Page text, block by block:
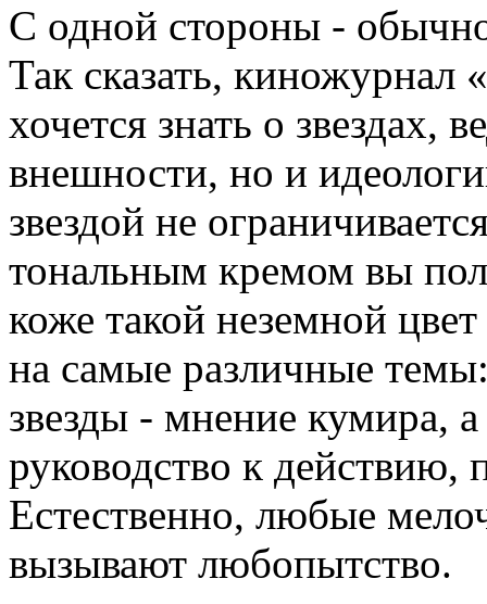
С одной стороны -
Так сказать, киножурнал
хочется знать о звездах,
внешности, но и
звездой не
тональным кремом вы
коже такой неземной
на самые различные
звезды - мнение кумира,
руководство к
Естественно, любые
вызывают любопытство.